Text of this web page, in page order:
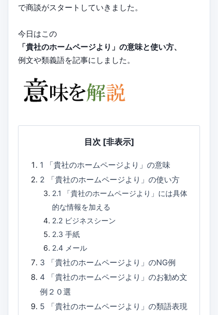
で商談がスタートしていきました。
今日はこの
「貴社のホームページより」の意味と使い方、
例文や類義語を記事にしました。
目次 [非表示]
1
「貴社のホームページより」の意味
2
「貴社のホームページより」の使い方
2.1
「貴社のホームページより」には具体
的な情報を加える
2.2 ビジネスシーン
2.3 手紙
2.4 メール
3
「貴社のホームページより」のNG例
4
「貴社のホームページより」のお勧め文
例２０選
5
「貴社のホームページより」の類語表現